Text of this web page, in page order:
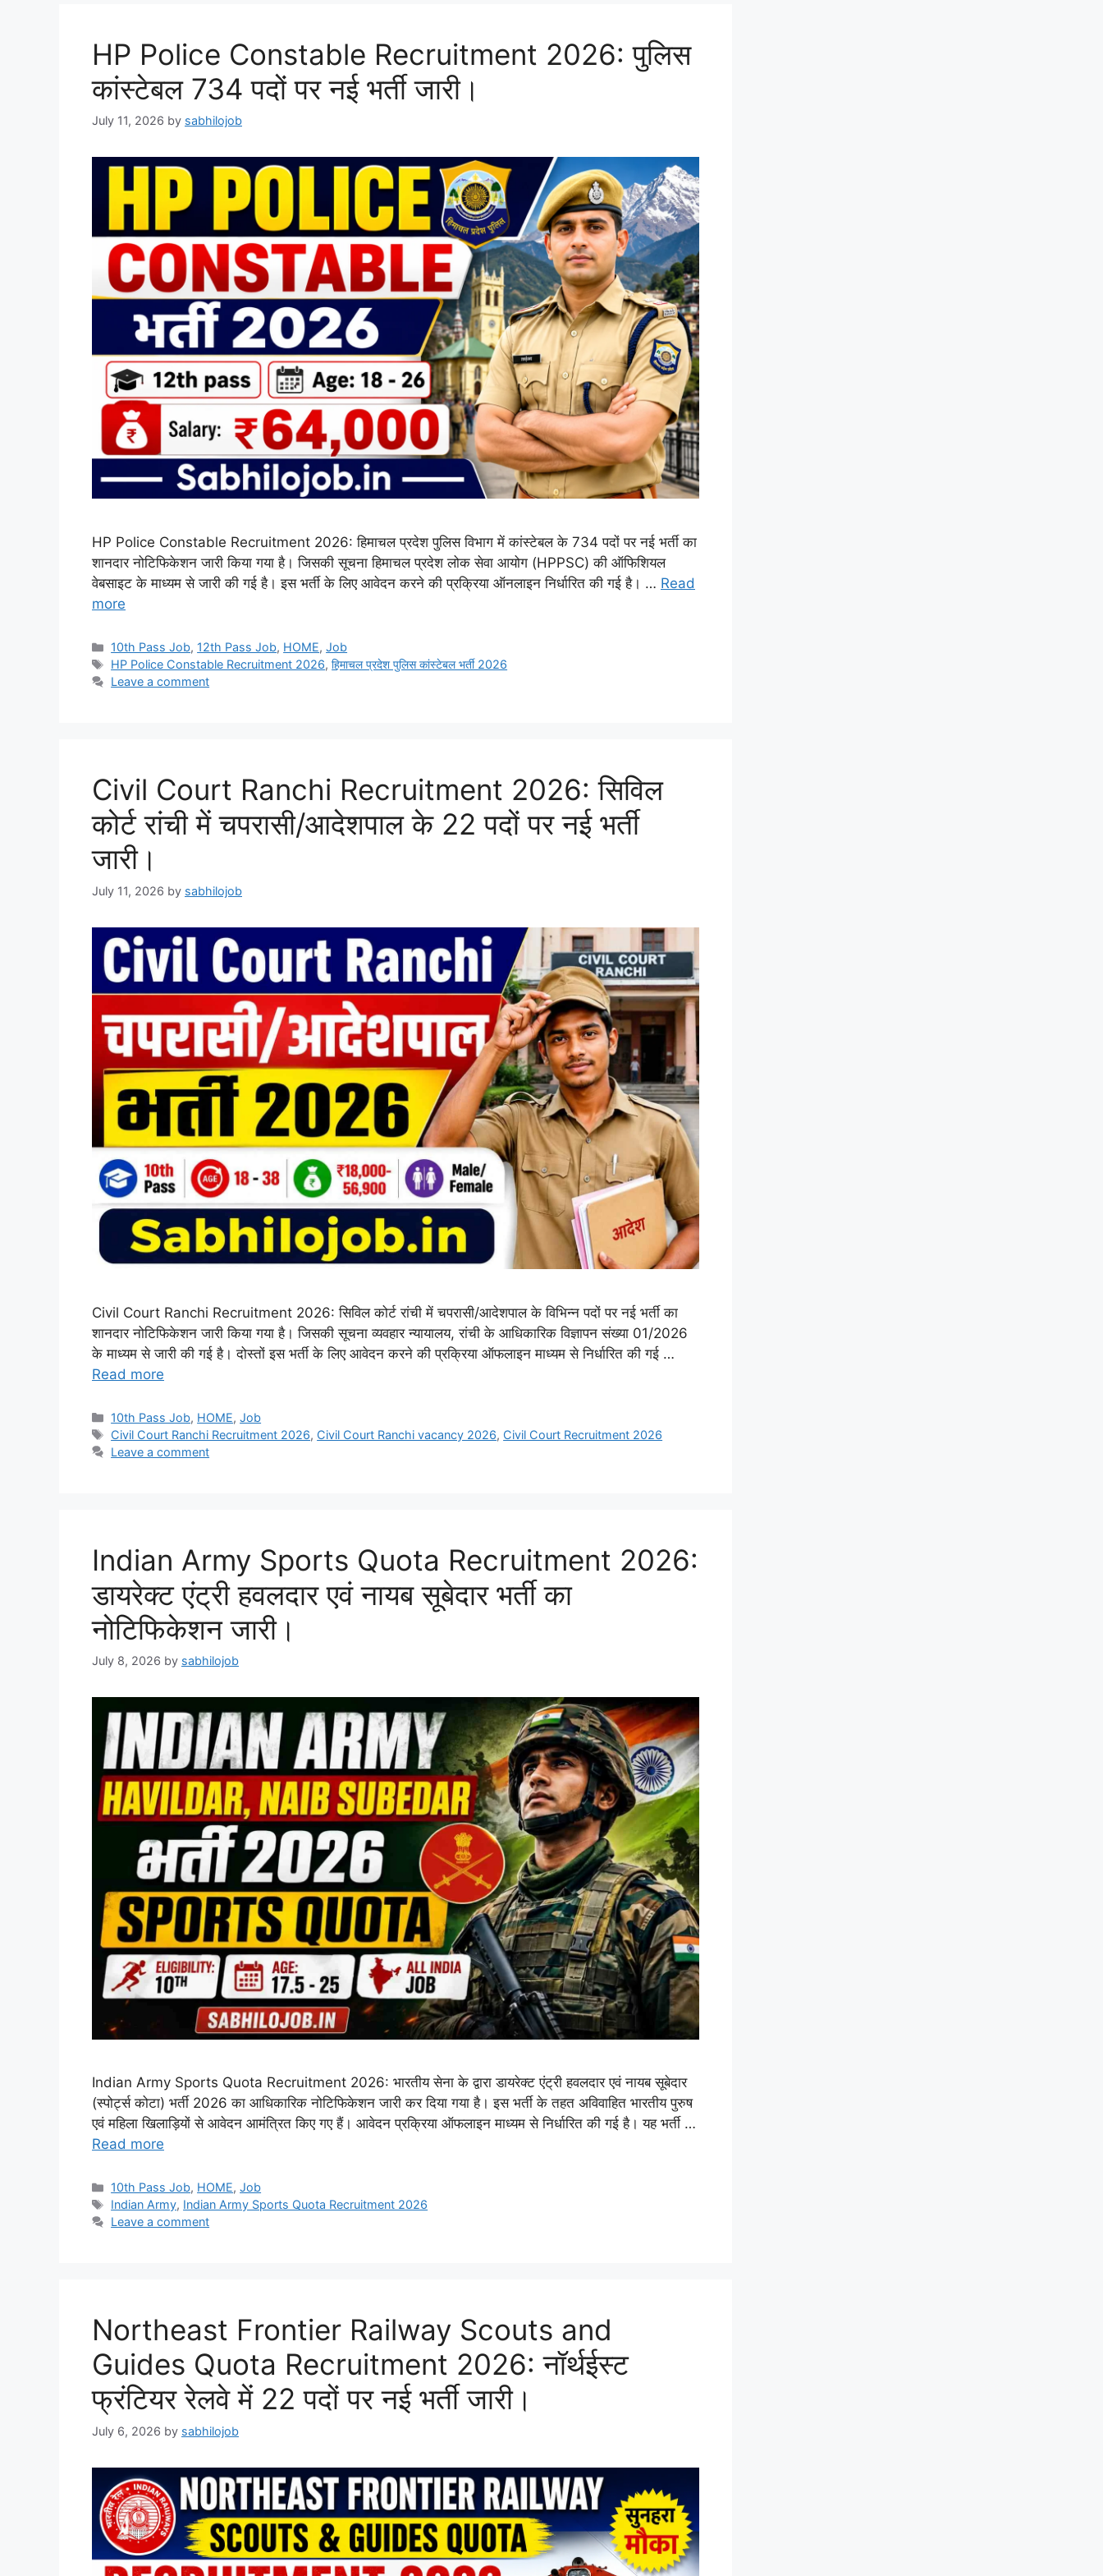
HP Police Constable Recruitment 2026: पुलिस
कांस्टेबल 734 पदों पर नई भर्ती जारी।
July 11, 2026 by sabhilojob
HP Police Constable Recruitment 2026: हिमाचल प्रदेश पुलिस विभाग में कांस्टेबल के 734 पदों पर नई भर्ती का
शानदार नोटिफिकेशन जारी किया गया है। जिसकी सूचना हिमाचल प्रदेश लोक सेवा आयोग (HPPSC) की ऑफिशियल
वेबसाइट के माध्यम से जारी की गई है। इस भर्ती के लिए आवेदन करने की प्रक्रिया ऑनलाइन निर्धारित की गई है। … Read
more
Categories
10th Pass Job, 12th Pass Job, HOME,Job
Tags
HP Police Constable Recruitment 2026,हिमाचल प्रदेश पुलिस कांस्टेबल भर्ती 2026
Leave a comment
Civil Court Ranchi Recruitment 2026: सिविल
कोर्ट रांची में चपरासी/आदेशपाल के 22 पदों पर नई भर्ती
जारी।
July 11, 2026 by sabhilojob
Civil Court Ranchi Recruitment 2026: सिविल कोर्ट रांची में चपरासी/आदेशपाल के विभिन्न पदों पर नई भर्ती का
शानदार नोटिफिकेशन जारी किया गया है। जिसकी सूचना व्यवहार न्यायालय, रांची के आधिकारिक विज्ञापन संख्या 01/2026
के माध्यम से जारी की गई है। दोस्तों इस भर्ती के लिए आवेदन करने की प्रक्रिया ऑफलाइन माध्यम से निर्धारित की गई …
Read more
Categories
10th Pass Job, HOME,Job
Tags
Civil Court Ranchi Recruitment 2026, Civil Court Ranchi vacancy 2026, Civil Court Recruitment 2026
Leave a comment
Indian Army Sports Quota Recruitment 2026:
डायरेक्ट एंट्री हवलदार एवं नायब सूबेदार भर्ती का
नोटिफिकेशन जारी।
July 8, 2026 by sabhilojob
Indian Army Sports Quota Recruitment 2026: भारतीय सेना के द्वारा डायरेक्ट एंट्री हवलदार एवं नायब सूबेदार
(स्पोर्ट्स कोटा) भर्ती 2026 का आधिकारिक नोटिफिकेशन जारी कर दिया गया है। इस भर्ती के तहत अविवाहित भारतीय पुरुष
एवं महिला खिलाड़ियों से आवेदन आमंत्रित किए गए हैं। आवेदन प्रक्रिया ऑफलाइन माध्यम से निर्धारित की गई है। यह भर्ती …
Read more
Categories
10th Pass Job, HOME,Job
Tags
Indian Army, Indian Army Sports Quota Recruitment 2026
Leave a comment
Northeast Frontier Railway Scouts and
Guides Quota Recruitment 2026: नॉर्थईस्ट
फ्रंटियर रेलवे में 22 पदों पर नई भर्ती जारी।
July 6, 2026 by sabhilojob